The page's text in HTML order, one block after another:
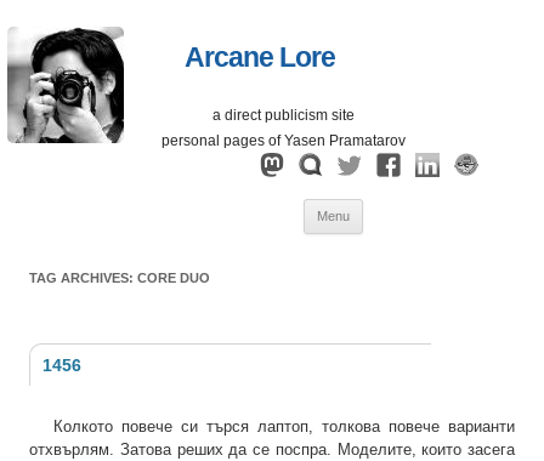
Arcane Lore
a direct publicism site
personal pages of Yasen Pramatarov
Menu
TAG ARCHIVES: CORE DUO
1456
Колкото повече си търся лаптоп, толкова повече варианти
отхвърлям. Затова реших да се поспра. Моделите, които засега